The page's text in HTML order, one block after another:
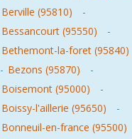
Berville (95810)
-
Bessancourt (95550)
-
Bethemont-la-foret (95840)
- Bezons (95870)
-
Boisemont (95000)
-
Boissy-l'aillerie (95650)
-
Bonneuil-en-france (95500)